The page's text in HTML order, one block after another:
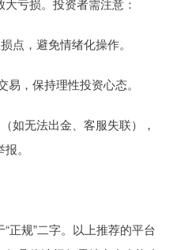
亏损。投资者需注意：
点，避免情绪化操作。
易，保持理性投资心态。
如无法出金、客服失联），
。
正规”二字。以上推荐的平台